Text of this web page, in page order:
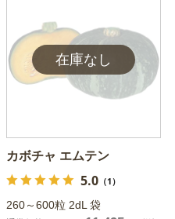
カボチャ エムテン
5.0（1）
260～600粒 2dL 袋